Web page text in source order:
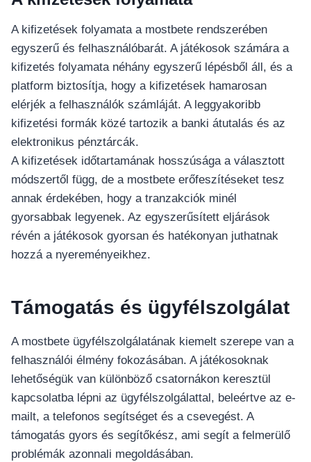
อุปกรณ์เครื่องใช้ภายในครัว
อุปกรณ์เครื่องใช้ภายในครัว
เตาอบไฟฟ้า
เครื่องกดน้ำร้อน
เครื่องปั่นผลไม้
สินค้าตามแบรนด์
A kifizetések folyamata a mostbete rendszerében
egyszerű és felhasználóbarát. A játékosok számára a
kifizetés folyamata néhány egyszerű lépésből áll, és a
platform biztosítja, hogy a kifizetések hamarosan
elérjék a felhasználók számláját. A leggyakoribb
kifizetési formák közé tartozik a banki átutalás és az
elektronikus pénztárcák.
A kifizetések időtartamának hosszúsága a választott
módszertől függ, de a mostbete erőfeszítéseket tesz
annak érdekében, hogy a tranzakciók minél
gyorsabbak legyenek. Az egyszerűsített eljárások
révén a játékosok gyorsan és hatékonyan juthatnak
hozzá a nyereményeikhez.
Támogatás és ügyfélszolgálat
A mostbete ügyfélszolgálatának kiemelt szerepe van a
felhasználói élmény fokozásában. A játékosoknak
lehetőségük van különböző csatornákon keresztül
kapcsolatba lépni az ügyfélszolgálattal, beleértve az e-
mailt, a telefonos segítséget és a csevegést. A
támogatás gyors és segítőkész, ami segít a felmerülő
problémák azonnali megoldásában.